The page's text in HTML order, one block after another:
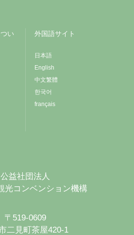
い
外国語サイト
日本語
English
中文繁體
한국어
français
公益社団法人
光コンベンション機構
〒519-0609
二見町茶屋420-1